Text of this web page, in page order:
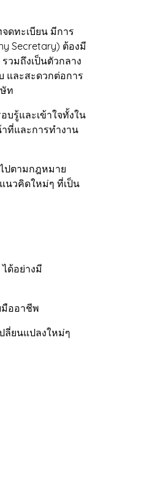
ทะเบียน มีการ
Secretary) ต้องมี
มถึงเป็นตัวกลาง
และสะดวกต่อการ
ท
รู้และเข้าใจทั้งใน
าที่และการทำงาน
ปตามกฎหมาย
นวคิดใหม่ๆ ที่เป็น
ด้อย่างมี
มืออาชีพ
ลี่ยนแปลงใหม่ๆ